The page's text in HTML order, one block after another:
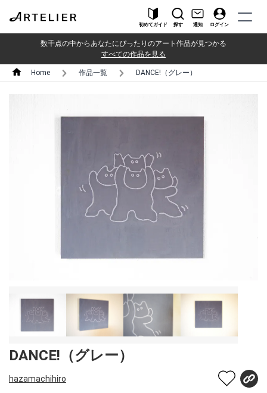
初めてガイド 探す 通知 ログイン
数千点の中からあなたにぴったりのアート作品が見つかる
すべての作品を見る
Home 作品一覧 DANCE!（グレー）
DANCE!（グレー）
hazamachihiro